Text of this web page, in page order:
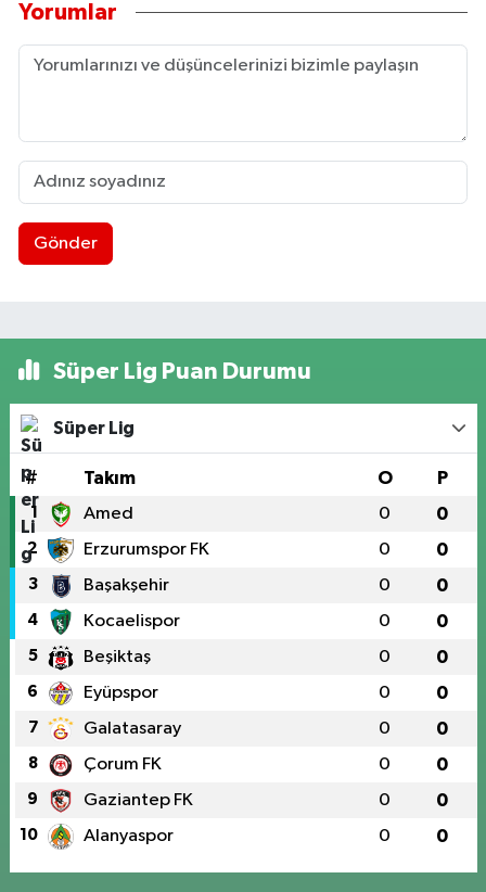
Yorumlar
Gönder
Süper Lig Puan Durumu
Süper Lig
# Takım O P
1 Amed 0 0
2 Erzurumspor FK 0 0
3 Başakşehir 0 0
4 Kocaelispor 0 0
5 Beşiktaş 0 0
6 Eyüpspor 0 0
7 Galatasaray 0 0
8 Çorum FK 0 0
9 Gaziantep FK 0 0
10 Alanyaspor 0 0